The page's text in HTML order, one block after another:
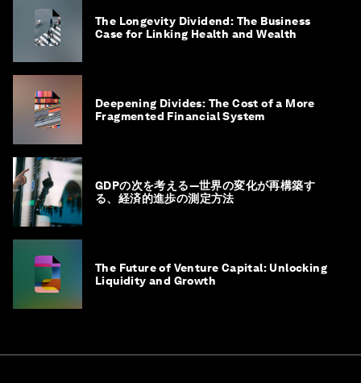
The Longevity Dividend: The Business
Case for Linking Health and Wealth
Deepening Divides: The Cost of a More
Fragmented Financial System
GDPの次を考える―世界の変化が再構築す
る、経済的進歩の測定方法
The Future of Venture Capital: Unlocking
Liquidity and Growth